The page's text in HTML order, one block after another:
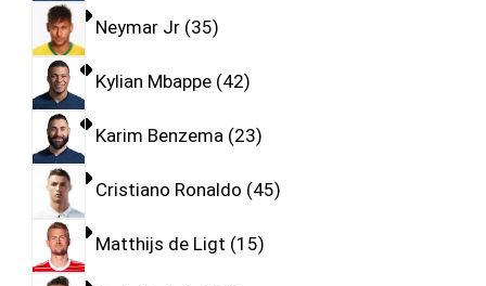
Neymar Jr 35
Kylian Mbappe 42
Karim Benzema 23
Cristiano Ronaldo 45
Matthijs de Ligt 15